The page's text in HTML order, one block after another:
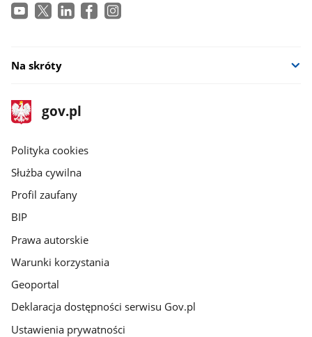
Na skróty
stopka
gov.pl
Strona
gov.pl
gov.pl
Polityka cookies
Służba cywilna
Profil zaufany
BIP
Prawa autorskie
Warunki korzystania
Geoportal
Deklaracja dostępności serwisu Gov.pl
Ustawienia prywatności